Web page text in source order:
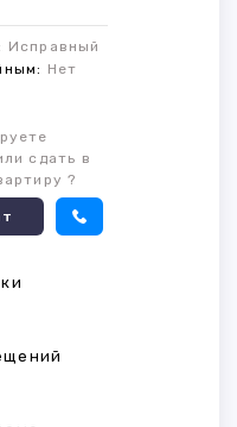
Исправный
Нет
сдать в
?